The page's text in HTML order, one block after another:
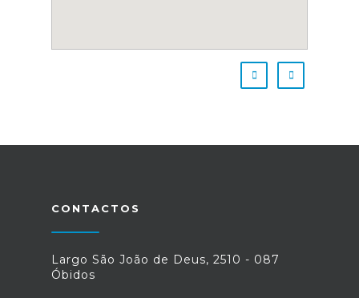
CONTACTOS
Largo São João de Deus, 2510 - 087
Óbidos